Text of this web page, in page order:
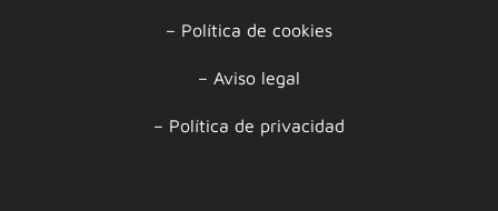
– Política de cookies
– Aviso legal
– Política de privacidad